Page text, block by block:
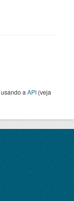
a API (veja